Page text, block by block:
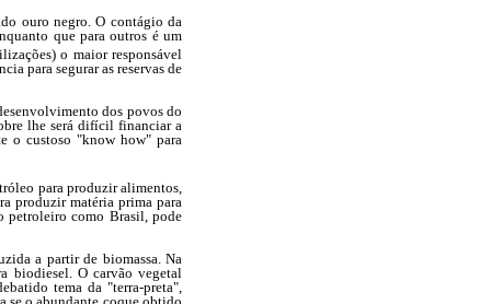
ouro negro. O contágio da
que para outros é um
o maior responsável
para segurar as reservas de
dos povos do
lhe será difícil financiar a
o custoso "know how" para
para produzir alimentos,
produzir matéria prima para
petroleiro como Brasil, pode
a partir de biomassa. Na
biodiesel. O carvão vegetal
tema da "terra-preta",